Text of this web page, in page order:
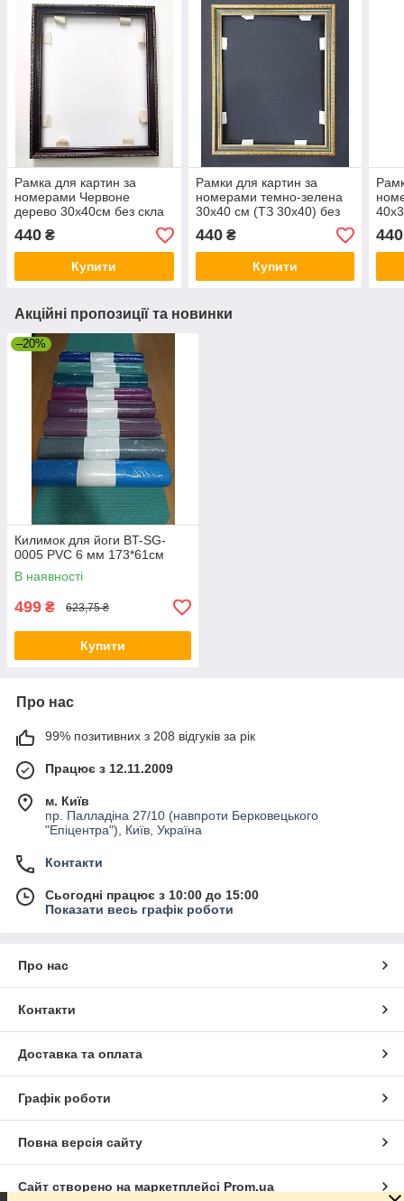
Рамка для картин за
номерами Червоне
дерево 30х40см без скла
(КД 30x40)
440 ₴
Купити
Рамки для картин за
номерами темно-зелена
30х40 см (ТЗ 30x40) без
скла
440₴
Купити
скла
440
Акційні пропозиції та новинки
–20%
Килимок для йоги BT-SG-
0005 PVC 6 мм 173*61см
В наявності
499 ₴ 623,75 ₴
Купити
Про нас
99% позитивних з 208 відгуків за рік
Працює з 12.11.2009
м. Київ
пр. Палладіна 27/10 (навпроти Берковецького
"Епіцентра"), Київ, Україна
Контакти
Сьогодні працює з 10:00 до 15:00
Показати весь графік роботи
Про нас
Контакти
Доставка та оплата
Графік роботи
Повна версія сайту
Сайт створено на маркетплейсі Prom.ua